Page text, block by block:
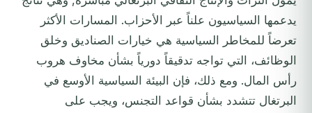
يدعمها السياسيون علناً عبر الأحزاب. المسارات الأكثر
تعرضاً للمخاطر السياسية هي خيارات الصناديق وخلق
الوظائف، التي تواجه تدقيقاً دورياً بشأن مخاوف هروب
رأس المال. ومع ذلك، فإن البيئة السياسية الأوسع في
البرتغال تتشدد بشأن قواعد التجنس، ويجب على